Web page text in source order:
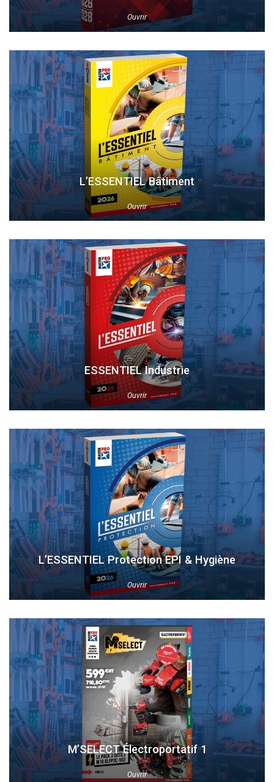
Ouvrir
L’ESSENTIEL Bâtiment
Ouvrir
ESSENTIEL Industrie
Ouvrir
L’ESSENTIEL Protection EPI & Hygiène
Ouvrir
M’SELECT Électroportatif 1
Ouvrir